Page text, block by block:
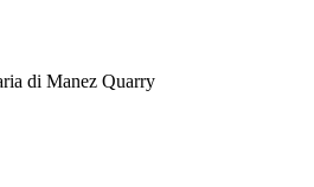
di Manez Quarry